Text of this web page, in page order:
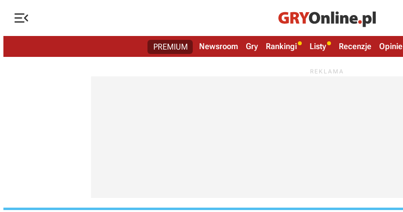

PREMIUM Newsroom Gry Rankingi Listy Recenzje Opinie